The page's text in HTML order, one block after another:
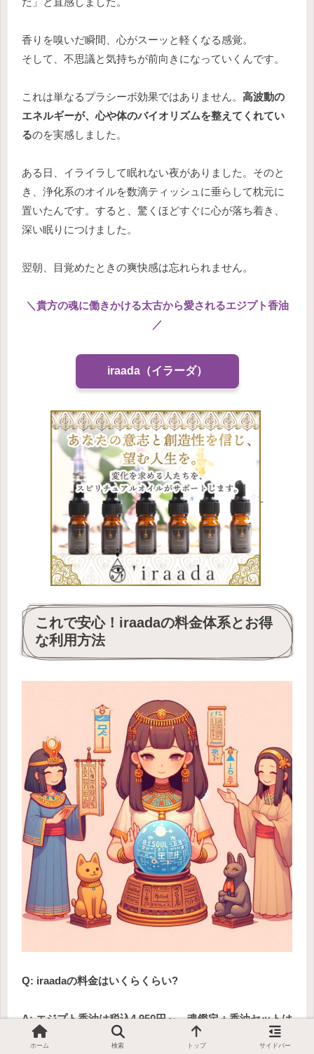
香りを嗅いだ瞬間、心がスーッと軽くなる感覚。
そして、不思議と気持ちが前向きになっていくんです。
これは単なるプラシーボ効果ではありません。 高波動の
エネルギーが、心や体のバイオリズムを整えてくれてい
るのを実感しました。
ある日、イライラして眠れない夜がありました。そのと
き、浄化系のオイルを数滴ティッシュに垂らして枕元に
置いたんです。すると、驚くほどすぐに心が落ち着き、
深い眠りにつけました。
翌朝、目覚めたときの爽快感は忘れられません。
＼貴方の魂に働きかける太古から愛されるエジプト香油
／
iraada（イラーダ）
これで安心！iraadaの料金体系とお得
な利用方法
Q: iraadaの料金はいくらくらい?
A: エジプト香油は税込4,950円～、魂鑑定＋香油セットは
7,000円、定期販売は毎月4,950円です。初回はLINE登録
ホーム 検索 トップ サイドバー